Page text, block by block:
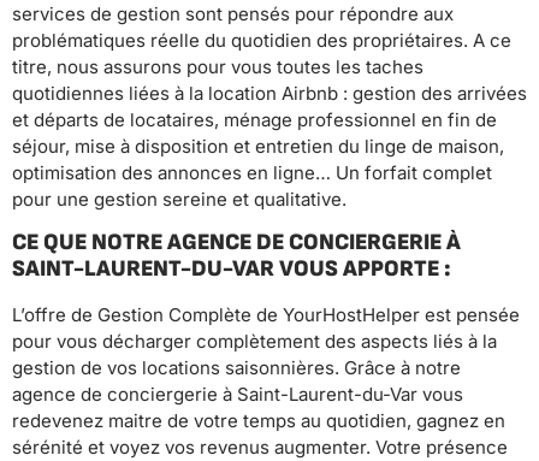
services de gestion sont pensés pour répondre aux
problématiques réelle du quotidien des propriétaires. A ce
titre, nous assurons pour vous toutes les taches
quotidiennes liées à la location Airbnb : gestion des arrivées
et départs de locataires, ménage professionnel en fin de
séjour, mise à disposition et entretien du linge de maison,
optimisation des annonces en ligne… Un forfait complet
pour une gestion sereine et qualitative.
CE QUE NOTRE AGENCE DE CONCIERGERIE À
SAINT-LAURENT-DU-VAR VOUS APPORTE :
L’offre de Gestion Complète de YourHostHelper est pensée
pour vous décharger complètement des aspects liés à la
gestion de vos locations saisonnières. Grâce à notre
agence de conciergerie à Saint-Laurent-du-Var vous
redevenez maitre de votre temps au quotidien, gagnez en
sérénité et voyez vos revenus augmenter. Votre présence